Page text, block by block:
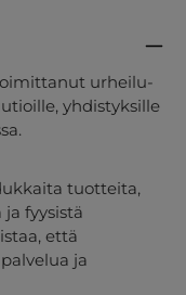
urheilu-
yhdistyksille
tuotteita,
fyysistä
että
ja